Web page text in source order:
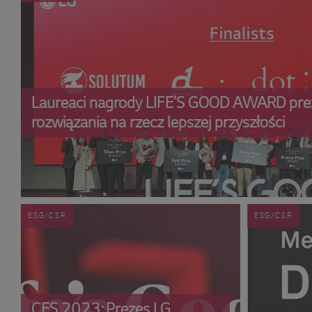
Laureaci nagrody LIFE’S GOOD AWARD
rozwiązania na rzecz lepszej przyszłości
ESG/CSR ESG/CSR